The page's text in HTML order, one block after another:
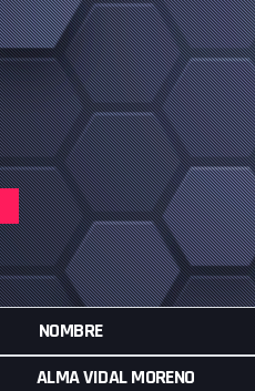
NOMBRE
ALMA VIDAL MORENO